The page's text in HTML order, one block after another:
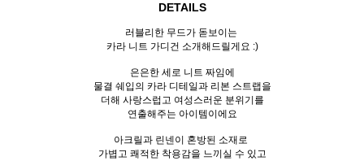
DETAILS
러블리한 무드가 돋보이는
카라 니트 가디건 소개해드릴게요 :)
은은한 세로 니트 짜임에
물결 쉐입의 카라 디테일과 리본 스트랩을
더해 사랑스럽고 여성스러운 분위기를
연출해주는 아이템이에요
아크릴과 린넨이 혼방된 소재로
가볍고 쾌적한 착용감을 느끼실 수 있고